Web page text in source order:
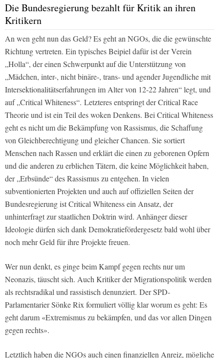
Die Bundesregierung bezahlt für Kritik an ihren
Kritikern
An wen geht nun das Geld? Es geht an NGOs, die die gewünschte
Richtung vertreten. Ein typisches Beipiel dafür ist der Verein
„Holla“, der einen Schwerpunkt auf die Unterstützung von
„Mädchen, inter-, nicht binäre-, trans- und agender Jugendliche mit
Intersektionalitätserfahrungen im Alter von 12-22 Jahren“ legt, und
auf „Critical Whiteness“. Letzteres entspringt der Critical Race
Theorie und ist ein Teil des woken Denkens. Bei Critical Whiteness
geht es nicht um die Bekämpfung von Rassismus, die Schaffung
von Gleichberechtigung und gleicher Chancen. Sie sortiert
Menschen nach Rassen und erklärt die einen zu geborenen Opfern
und die anderen zu erblichen Tätern, die keine Möglichkeit haben,
der „Erbsünde“ des Rassismus zu entgehen. In vielen
subventionierten Projekten und auch auf offiziellen Seiten der
Bundesregierung ist Critical Whiteness ein Ansatz, der
unhinterfragt zur staatlichen Doktrin wird. Anhänger dieser
Ideologie dürfen sich dank Demokratiefördergesetz bald wohl über
noch mehr Geld für ihre Projekte freuen.
Wer nun denkt, es ginge beim Kampf gegen rechts nur um
Neonazis, täuscht sich. Auch Kritiker der Migrationspolitik werden
als rechtsradikal und rassistisch denunziert. Der SPD-
Parlamentarier Sönke Rix formuliert völlig klar worum es geht: Es
geht darum «Extremismus zu bekämpfen, und das vor allen Dingen
gegen rechts».
Letztlich haben die NGOs auch einen finanziellen Anreiz, mögliche